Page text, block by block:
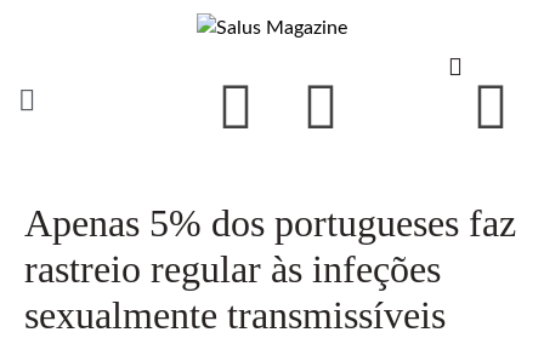
Apenas 5% dos portugueses faz
rastreio regular às infeções
sexualmente transmissíveis